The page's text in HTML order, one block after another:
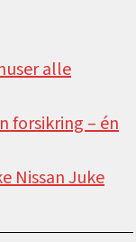
alle
forsikring –⁠ én
Nissan Juke